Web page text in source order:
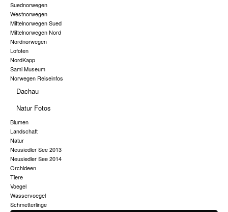
Suednorwegen
Westnorwegen
Mittelnorwegen Sued
Mittelnorwegen Nord
Nordnorwegen
Lofoten
NordKapp
Sami Museum
Norwegen Reiseinfos
Dachau
Natur Fotos
Blumen
Landschaft
Natur
Neusiedler See 2013
Neusiedler See 2014
Orchideen
Tiere
Voegel
Wasservoegel
Schmetterlinge